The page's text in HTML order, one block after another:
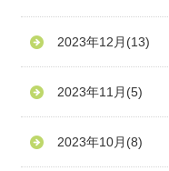
2023年12月 (13)
2023年11月 (5)
2023年10月 (8)